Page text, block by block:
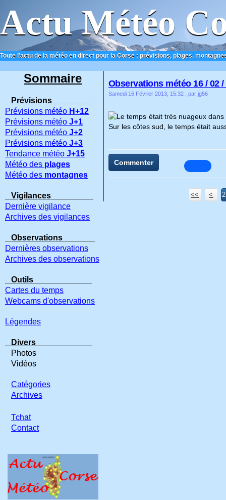
Actu Météo
Toute l'actu de la météo en direct pour la Corse : prévisions, plages,
ACCUEIL CONTACT
Observations météo 16 / 02 /
Samedi 16 Février 2013, 15:32 , par jg56
Le temps était très nuageux
Sur les côtes sud, le temps était
Commenter
<< <
Sommaire
Prévisions
Prévisions météo H+12
Prévisions météo J+1
Prévisions météo J+2
Prévisions météo J+3
Tendance météo J+15
Météo des plages
Météo des montagnes
Vigilances
Dernière vigilance
Archives des vigilances
Observations
Dernières observations
Archives des observations
Outils
Cartes du temps
Webcams d'observations
Légendes
Divers
Photos
Vidéos
Catégories
Archives
Tchat
Contact